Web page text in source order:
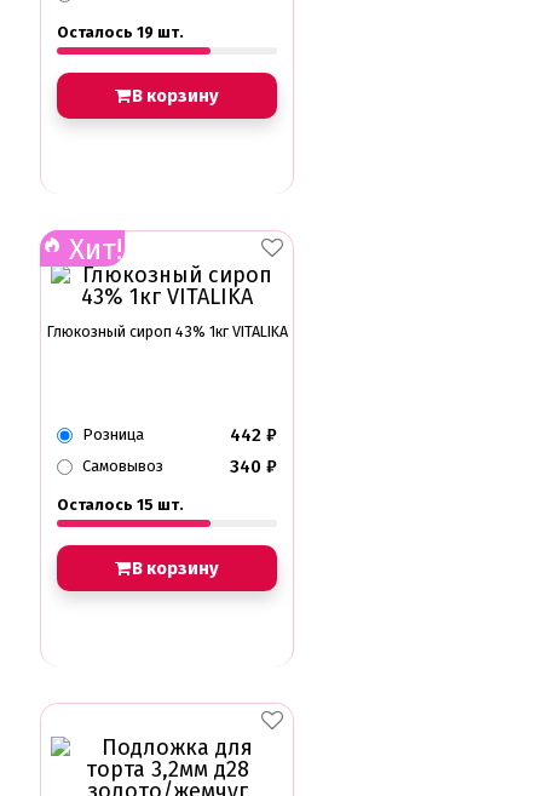
Осталось 19 шт.
В корзину
Хит!
Глюкозный сироп 43% 1кг VITALIKA
Розница 442 ₽
Самовывоз 340 ₽
Осталось 15 шт.
В корзину